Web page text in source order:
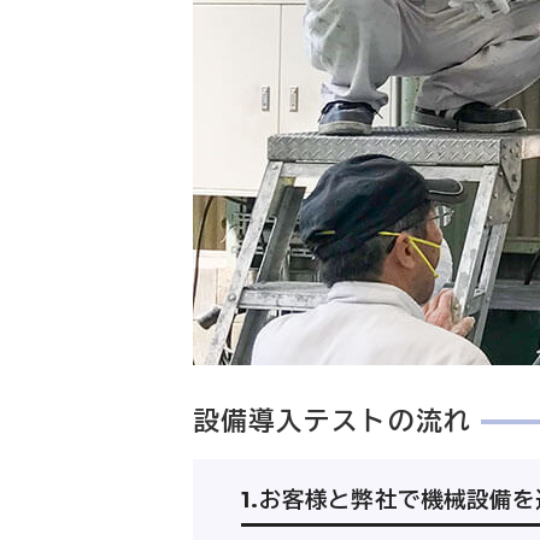
設備導入テストの流れ
1.お客様と弊社で機械設備